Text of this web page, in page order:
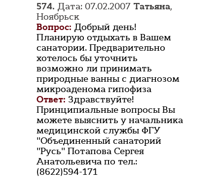
574. Дата: 07.02.2007 Татьяна,
Ноябрьск
Вопрос: Добрый день!
Планирую отдыхать в Вашем
санатории. Предварительно
хотелось бы уточнить
возможно ли принимать
природные ванны с диагнозом
микроаденома гипофиза
Ответ: Здравствуйте!
Принципиальные вопросы Вы
можете выяснить у начальника
медицинской службы ФГУ
"Объединенный санаторий
"Русь" Потапова Сергея
Анатольевича по тел.:
(8622)594-171